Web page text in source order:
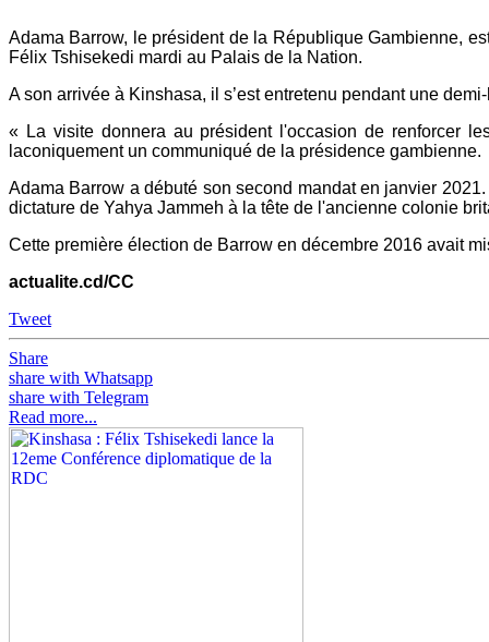
Adama Barrow, le président de la République Gambienne,
Félix Tshisekedi mardi au Palais de la Nation.
A son arrivée à Kinshasa, il s’est entretenu pendant une
« La visite donnera au président l'occasion de renforcer
laconiquement un communiqué de la présidence gambienne.
Adama Barrow a débuté son second mandat en janvier
dictature de Yahya Jammeh à la tête de l'ancienne colonie
Cette première élection de Barrow en décembre 2016 avait
actualite.cd/CC
Tweet
Share
share with Whatsapp
share with Telegram
Read more...